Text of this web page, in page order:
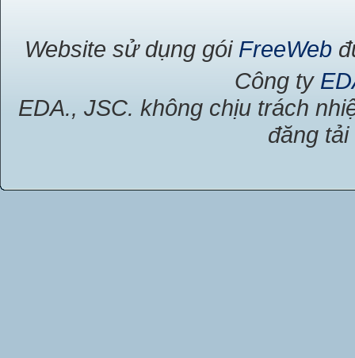
Website sử dụng gói FreeWeb
Công ty
EDA., JSC. không chịu trách
đăng